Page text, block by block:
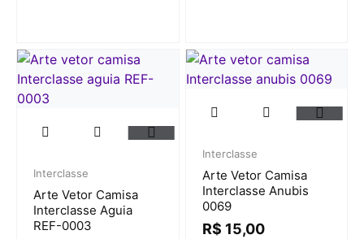
Interclasse
Arte Vetor Camisa
Interclasse Aguia
REF-0003
Interclasse
Arte Vetor Camisa
Interclasse Anubis
0069
R$ 15,00